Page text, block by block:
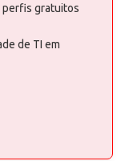
perfis gratuitos
de TI em